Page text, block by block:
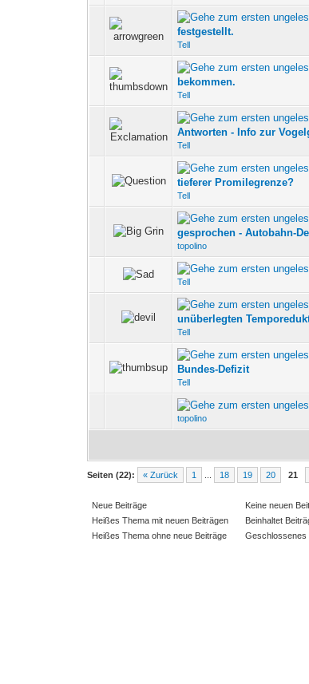
festgestellt.
Tell
bekommen.
Tell
Antworten - Info zur
Tell
0
tieferer Promilegrenze?
Tell
0
gesprochen - Autobahn-
topolino
0
Tell
0
unüberlegten
Tell
0
Bundes-Defizit
Tell
topolino
0
Seiten (22): « Zurück 1 18 19 20 21
Neue Beiträge
Heißes Thema mit neuen Beiträgen
Heißes Thema ohne neue Beiträge
Keine neuen
Beinhaltet
Geschlossenes